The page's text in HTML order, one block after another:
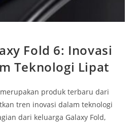
Fold 6: Inovasi
Teknologi Lipat
merupakan produk terbaru dari
tren inovasi dalam teknologi
dari keluarga Galaxy Fold,